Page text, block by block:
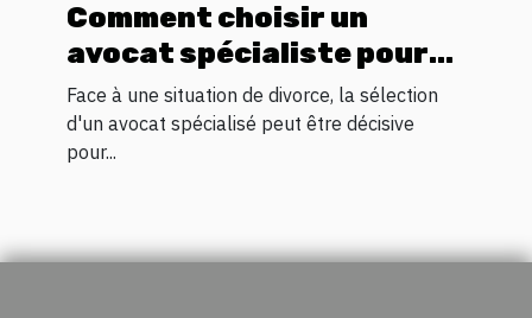
Comment choisir un
avocat spécialiste pour
votre processus de
divorce
Face à une situation de divorce, la sélection
d'un avocat spécialisé peut être décisive
pour...